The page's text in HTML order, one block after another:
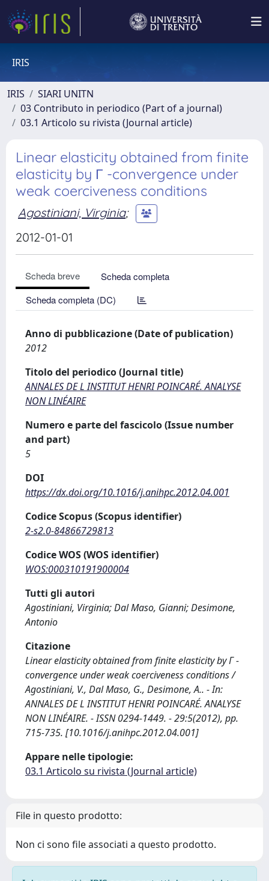
IRIS
IRIS
SIARI UNITN
03 Contributo in periodico (Part of a journal)
03.1 Articolo su rivista (Journal article)
Linear elasticity obtained from finite
elasticity by Γ -convergence under
weak coerciveness conditions
Agostiniani, Virginia;
2012-01-01
Scheda breve
Scheda completa
Scheda completa (DC)
Anno di pubblicazione (Date of publication)
2012
Titolo del periodico (Journal title)
ANNALES DE L INSTITUT HENRI POINCARÉ. ANALYSE
NON LINÉAIRE
Numero e parte del fascicolo (Issue number
and part)
5
DOI
https://dx.doi.org/10.1016/j.anihpc.2012.04.001
Codice Scopus (Scopus identifier)
2-s2.0-84866729813
Codice WOS (WOS identifier)
WOS:000310191900004
Tutti gli autori
Agostiniani, Virginia; Dal Maso, Gianni; Desimone,
Antonio
Citazione
Linear elasticity obtained from finite elasticity by Γ -
convergence under weak coerciveness conditions /
Agostiniani, V., Dal Maso, G., Desimone, A.. - In:
ANNALES DE L INSTITUT HENRI POINCARÉ. ANALYSE
NON LINÉAIRE. - ISSN 0294-1449. - 29:5(2012), pp.
715-735. [10.1016/j.anihpc.2012.04.001]
Appare nelle tipologie:
03.1 Articolo su rivista (Journal article)
File in questo prodotto:
Non ci sono file associati a questo prodotto.